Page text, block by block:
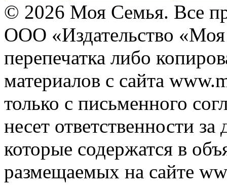
© 2026 Моя Семья. Все
ООО «Издательство
перепечатка либо
материалов с сайта
только с письменного
несет ответственности
которые содержатся в
размещаемых на сайте